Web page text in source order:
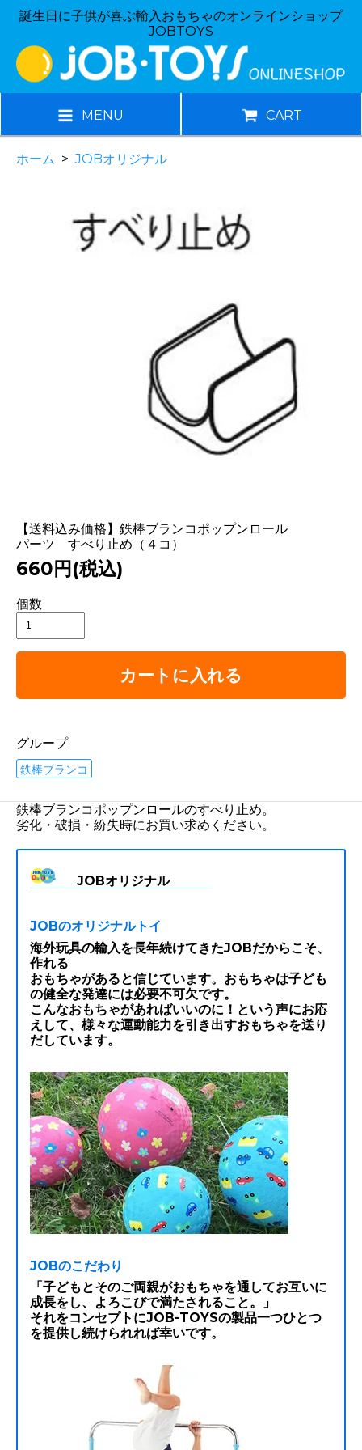
誕生日に子供が喜ぶ輸入おもちゃのオンラインショップ
JOBTOYS
MENU CART
ホーム >JOBオリジナル
【送料込み価格】鉄棒ブランコポップンロール
パーツ すべり止め（４コ）
660円(税込)
個数
カートに入れる
グループ:
鉄棒ブランコ
鉄棒ブランコポップンロールのすべり止め。
劣化・破損・紛失時にお買い求めください。
JOBオリジナル
JOBのオリジナルトイ
海外玩具の輸入を長年続けてきたJOBだからこそ、
作れる
おもちゃがあると信じています。おもちゃは子ども
の健全な発達には必要不可欠です。
こんなおもちゃがあればいいのに！という声にお応
えして、様々な運動能力を引き出すおもちゃを送り
だしています。
JOBのこだわり
「子どもとそのご両親がおもちゃを通してお互いに
成長をし、よろこびで満たされること。」
それをコンセプトにJOB-TOYSの製品一つひとつ
を提供し続けられれば幸いです。